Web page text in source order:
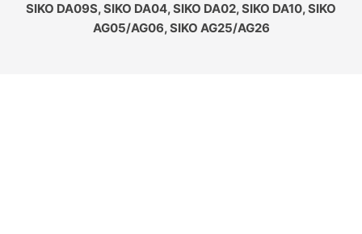
SIKO DA09S, SIKO DA04, SIKO DA02, SIKO DA10, SIKO
AG05/AG06, SIKO AG25/AG26